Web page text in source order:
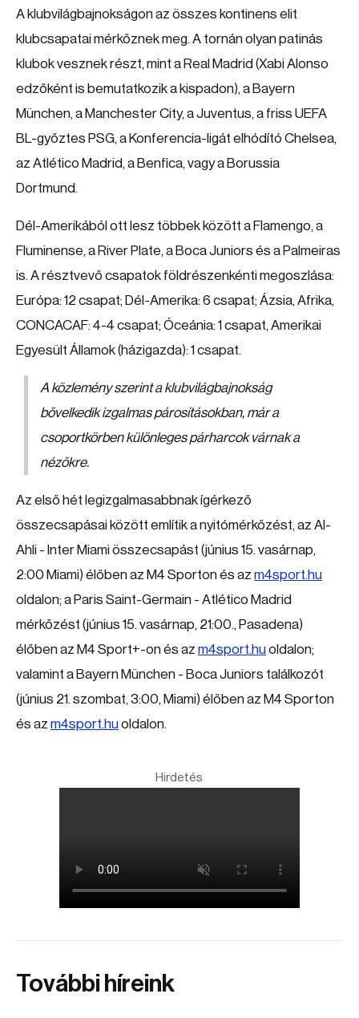
A klubvilágbajnokságon az összes kontinens elit
klubcsapatai mérkőznek meg. A tornán olyan patinás
klubok vesznek részt, mint a Real Madrid (Xabi Alonso
edzőként is bemutatkozik a kispadon), a Bayern
München, a Manchester City, a Juventus, a friss UEFA
BL-győztes PSG, a Konferencia-ligát elhódító Chelsea,
az Atlético Madrid, a Benfica, vagy a Borussia
Dortmund.
Dél-Amerikából ott lesz többek között a Flamengo, a
Fluminense, a River Plate, a Boca Juniors és a Palmeiras
is. A résztvevő csapatok földrészenkénti megoszlása:
Európa: 12 csapat; Dél-Amerika: 6 csapat; Ázsia, Afrika,
CONCACAF: 4-4 csapat; Óceánia: 1 csapat, Amerikai
Egyesült Államok (házigazda): 1 csapat.
A közlemény szerint a klubvilágbajnokság
bővelkedik izgalmas párosításokban, már a
csoportkörben különleges párharcok várnak a
nézőkre.
Az első hét legizgalmasabbnak ígérkező
összecsapásai között említik a nyitómérkőzést, az Al-
Ahli - Inter Miami összecsapást (június 15. vasárnap,
2:00 Miami) élőben az M4 Sporton és az m4sport.hu
oldalon; a Paris Saint-Germain - Atlético Madrid
mérkőzést (június 15. vasárnap, 21:00., Pasadena)
élőben az M4 Sport+-on és az m4sport.huoldalon;
valamint a Bayern München - Boca Juniors találkozót
(június 21. szombat, 3:00, Miami) élőben az M4 Sporton
és az m4sport.huoldalon.
Hirdetés
További híreink